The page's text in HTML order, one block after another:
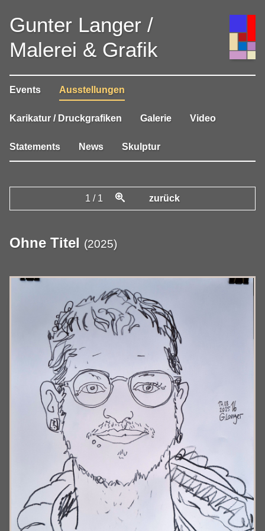
Gunter Langer /
Malerei & Grafik
Events Ausstellungen
Karikatur / Druckgrafiken Galerie Video
Statements News Skulptur
1 / 1 zurück
Ohne Titel (2025)